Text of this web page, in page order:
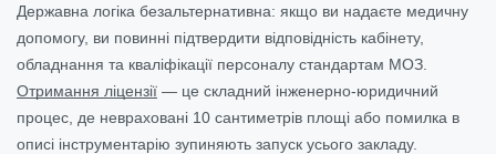
Державна логіка безальтернативна: якщо ви надаєте медичну
допомогу, ви повинні підтвердити відповідність кабінету,
обладнання та кваліфікації персоналу стандартам МОЗ.
Отримання ліцензії — це складний інженерно-юридичний
процес, де невраховані 10 сантиметрів площі або помилка в
описі інструментарію зупиняють запуск усього закладу.